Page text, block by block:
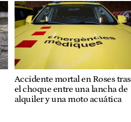
Accidente mortal en Roses tras
el choque entre una lancha de
alquiler y una moto acuática